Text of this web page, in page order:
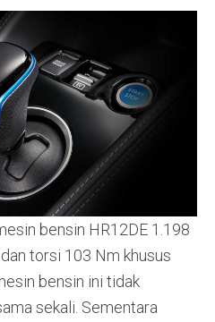
bensin HR12DE 1.198
torsi 103 Nm khusus
bensin ini tidak
sekali. Sementara